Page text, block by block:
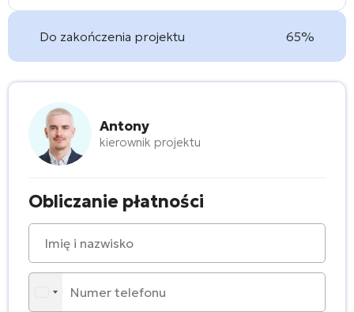
Do zakończenia projektu 65%
Antony
kierownik projektu
Obliczanie płatności